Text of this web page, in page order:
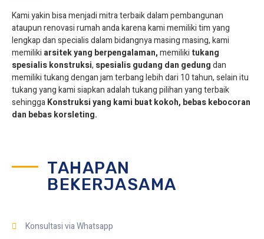
Kami yakin bisa menjadi mitra terbaik dalam pembangunan
ataupun renovasi rumah anda karena kami memiliki tim yang
lengkap dan specialis dalam bidangnya masing masing, kami
memiliki arsitek yang berpengalaman,memiliki tukang
spesialiskonstruksi, spesialis gudang dan gedungdan
memiliki tukang dengan jam terbang lebih dari 10 tahun, selain itu
tukang yang kami siapkan adalah tukang pilihan yang terbaik
sehinggaKonstruksi yang kami buat kokoh, bebas kebocoran
dan bebas korsleting.
TAHAPAN
BEKERJASAMA
Konsultasi via Whatsapp